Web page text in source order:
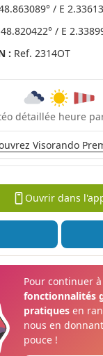
/ E
/ E
: Ref. 2314OT
détaillée heure
Visorando
Ouvrir dans
Pour continuer
fonctionnalités
pratiquesen
nous en
pouce !